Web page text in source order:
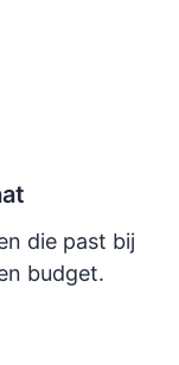
die past bij
budget.